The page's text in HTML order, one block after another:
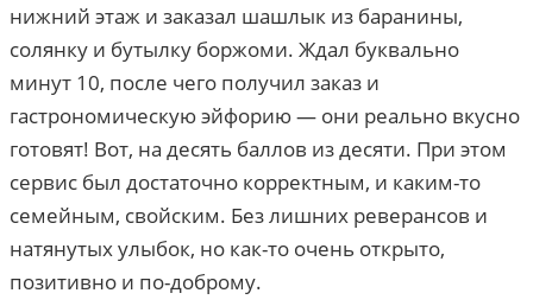
нижний этаж и заказал шашлык из баранины,
солянку и бутылку боржоми. Ждал буквально
минут 10, после чего получил заказ и
гастрономическую эйфорию — они реально вкусно
готовят! Вот, на десять баллов из десяти. При этом
сервис был достаточно корректным, и каким-то
семейным, свойским. Без лишних реверансов и
натянутых улыбок, но как-то очень открыто,
позитивно и по-доброму.